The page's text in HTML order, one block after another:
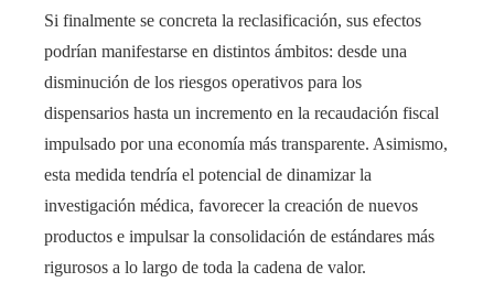
Si finalmente se concreta la reclasificación, sus efectos
podrían manifestarse en distintos ámbitos: desde una
disminución de los riesgos operativos para los
dispensarios hasta un incremento en la recaudación fiscal
impulsado por una economía más transparente. Asimismo,
esta medida tendría el potencial de dinamizar la
investigación médica, favorecer la creación de nuevos
productos e impulsar la consolidación de estándares más
rigurosos a lo largo de toda la cadena de valor.